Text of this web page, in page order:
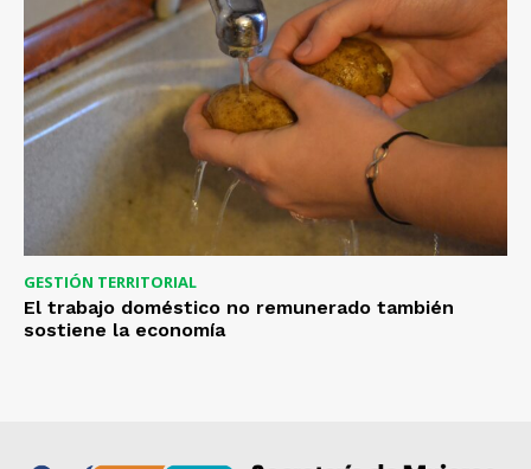
GESTIÓN TERRITORIAL
El trabajo doméstico no remunerado también
sostiene la economía